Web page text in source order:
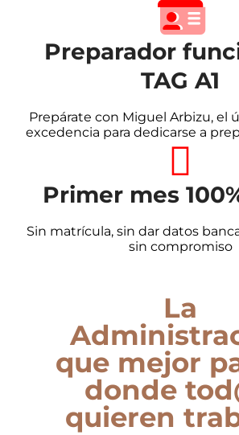
Preparador
TAG A1
Prepárate con Miguel Arbizu, el
excedencia para dedicarse a
Primer mes
Sin matrícula, sin dar datos
sin compromiso
La
que mejor
donde
quieren